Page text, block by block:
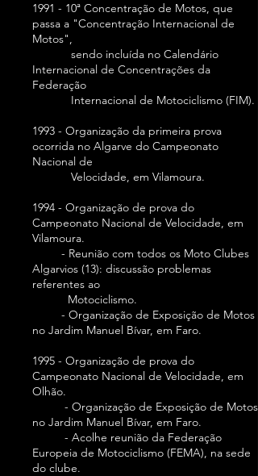
1991 - 10ª Concentração de Motos, que
passa a "Concentração Internacional de
Motos",
sendo incluída no Calendário
Internacional de Concentrações da
Federação
Internacional de Motociclismo (FIM).
1993 - Organização da primeira prova
ocorrida no Algarve do Campeonato
Nacional de
Velocidade, em Vilamoura.
1994 - Organização de prova do
Campeonato Nacional de Velocidade, em
Vilamoura.
- Reunião com todos os Moto Clubes
Algarvios (13): discussão problemas
referentes ao
Motociclismo.
- Organização de Exposição de Motos
no Jardim Manuel Bívar, em Faro.
1995 - Organização de prova do
Campeonato Nacional de Velocidade, em
Olhão.
- Organização de Exposição de Motos
no Jardim Manuel Bívar, em Faro.
- Acolhe reunião da Federação
Europeia de Motociclismo (FEMA), na sede
do clube.